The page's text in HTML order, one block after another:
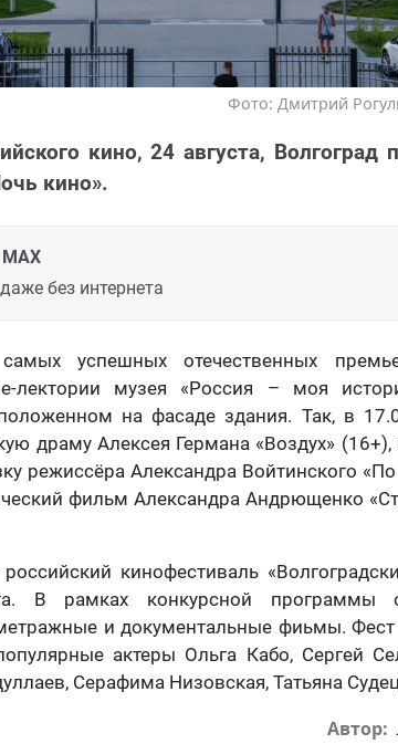
Фото: Дмитрий
кино, 24 августа, Волгоград
кино».
без интернета
успешных отечественных
лектории музея «Россия – моя
на фасаде здания. Так, в
драму Алексея Германа «Воздух»
режиссёра Александра Войтинского
фильм Александра Андрющенко
кинофестиваль
В рамках конкурсной программы
и документальные фиьмы. Фест
актеры Ольга Кабо, Сергей
Серафима Низовская, Татьяна
Автор: